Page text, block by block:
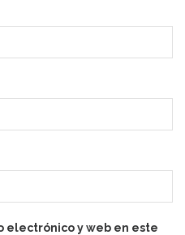
electrónico y web en este